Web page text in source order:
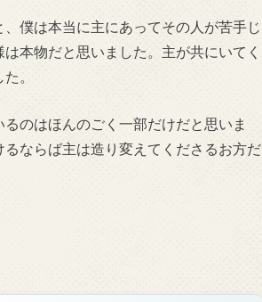
僕は本当に主にあってその人が苦手じ
本物だと思いました。主が共にいてく
。
のはほんのごく一部だけだと思いま
ならば主は造り変えてくださるお方だ